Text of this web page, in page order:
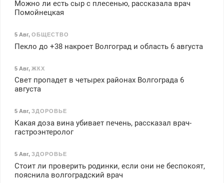
Можно ли есть сыр с плесенью, рассказала врач
Помойнецкая
5 Авг, ОБЩЕСТВО
Пекло до +38 накроет Волгоград и область 6 августа
5 Авг, ЖКХ
Свет пропадет в четырех районах Волгограда 6
августа
5 Авг, ЗДОРОВЬЕ
Какая доза вина убивает печень, рассказал врач-
гастроэнтеролог
5 Авг, ЗДОРОВЬЕ
Стоит ли проверить родинки, если они не беспокоят,
пояснила волгоградский врач